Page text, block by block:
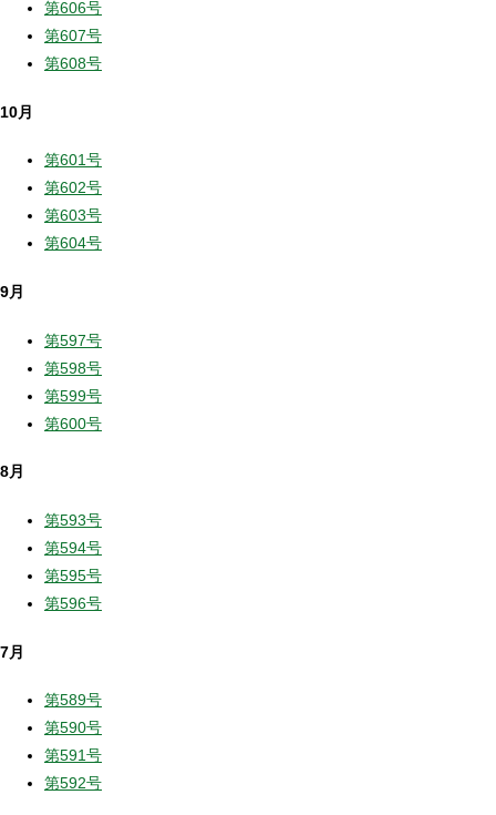
第606号
第607号
第608号
10月
第601号
第602号
第603号
第604号
9月
第597号
第598号
第599号
第600号
8月
第593号
第594号
第595号
第596号
7月
第589号
第590号
第591号
第592号